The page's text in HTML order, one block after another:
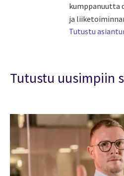
kumppanuutta
ja
Tutustu
Tutustu uusimpiin